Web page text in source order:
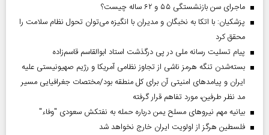
ماجرای سن بازنشستگی ۵۵ و ۶۲ ساله چیست؟
پزشکیان: با اتکا به نخبگان و مدیران با انگیزه می‌توان تحول نظام سلامت را
محقق کرد
پیام تسلیت رسانه ملی در پی درگذشت استاد ابوالقاسم قاسم‌زاده
بسته‌شدن تنگه هرمز ناشی از تجاوز نظامی آمریکا و رژیم صهیونیستی علیه
ایران و پیامد‌های امنیتی آن برای کل منطقه بود/مختصات جغرافیایی مسیر
مد نظر طرفین، مورد تفاهم قرار گرفته
بیانیه مهم نیروهای مسلح یمن درباره حمله به نفتکش سعودی "وفاء"
فلسطین هرگز از اولویت ایران خارج نخواهد شد